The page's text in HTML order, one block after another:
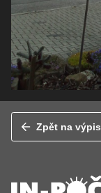
Zpět na výpis